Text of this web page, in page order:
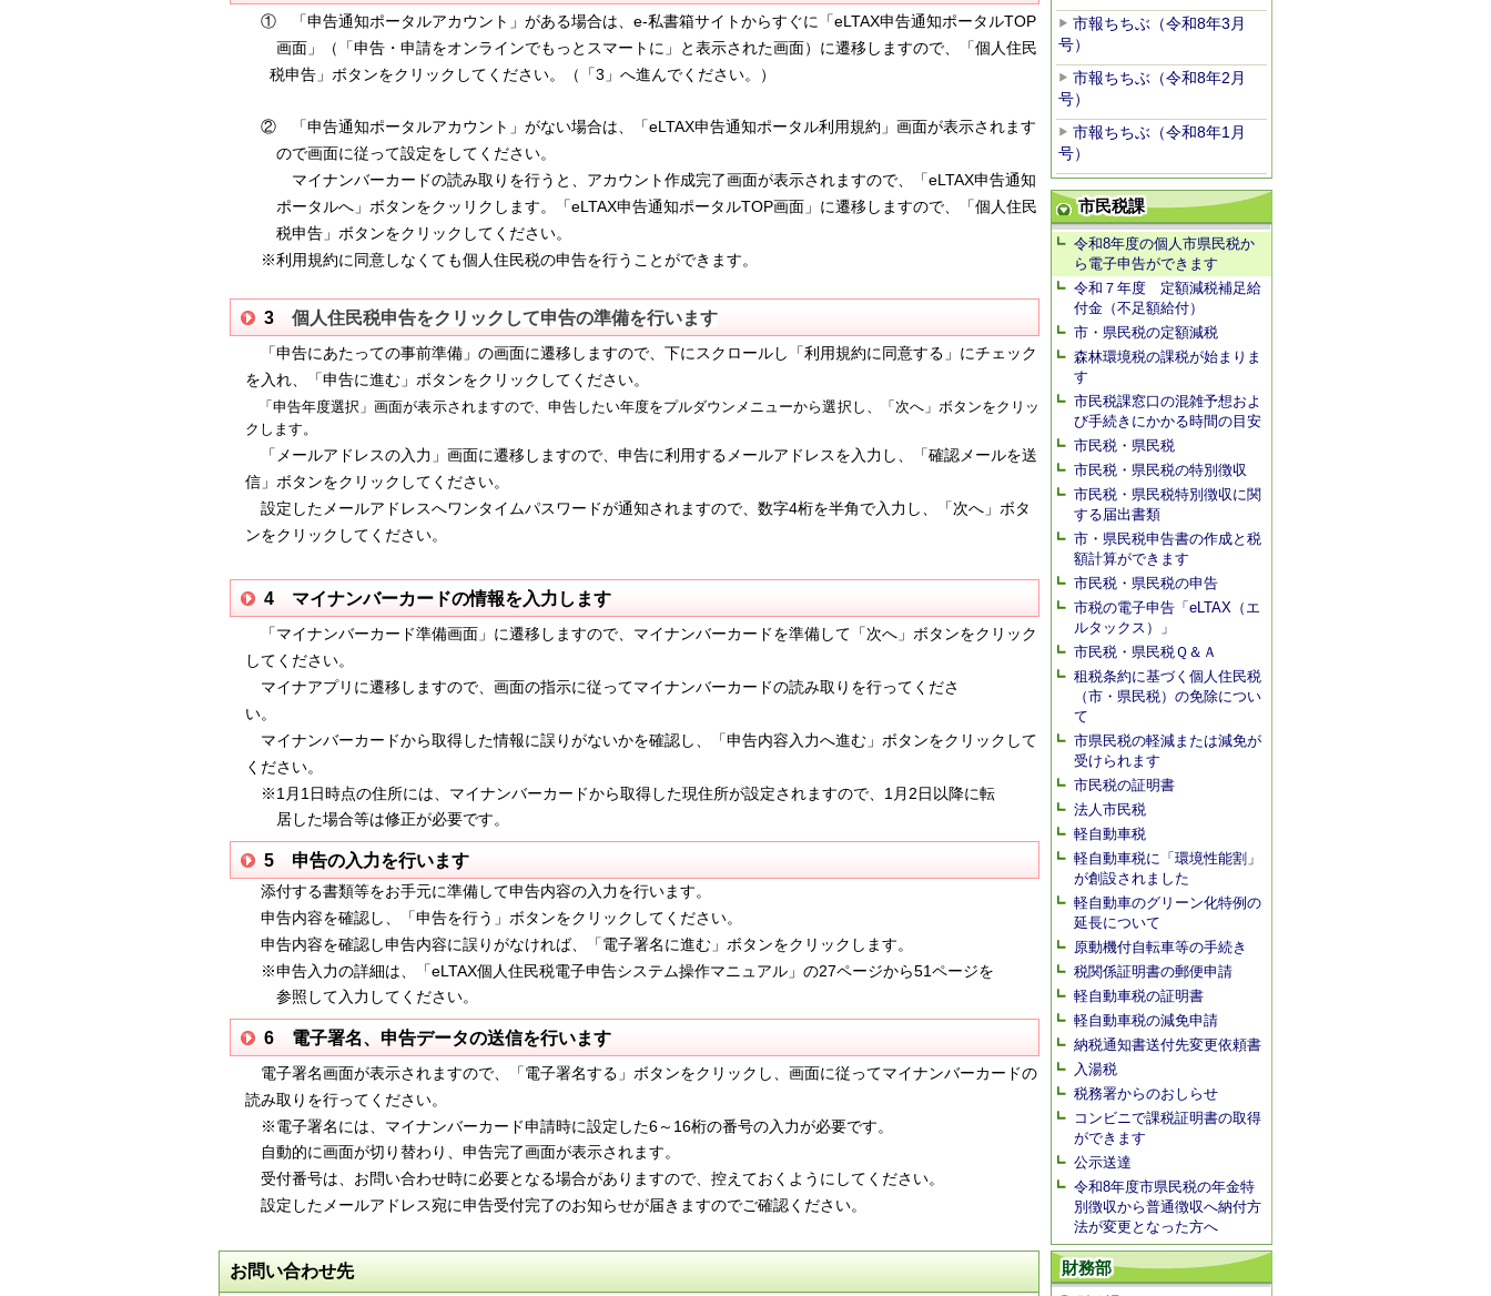
① 「申告通知ポータルアカウント」がある場合は、 e-私書箱サイトからすぐに「 eLTAX申告通知ポータルTOP
画面」 （「申告・申請をオンラインでもっとスマートに」と表示された画面） に遷移しますので、「個人住民
税申告」ボタンをクリ ックしてください。（「 3 」へ進んでください。）
② 「申告通知ポータルアカウント」がない場合は、「 eLTAX申告通知ポータル利用規約」画面が表示されます
ので画面に従って設定をしてください。
マイナンバーカードの読み取りを行うと、アカウント作成完了画面が表示されますので、「 eLTAX申告通知
ポータルへ 」ボタンをクッリクします。 「 eLTAX申告通知ポータルTOP画面」 に遷移しますので、「個 人住民
税申告」ボタンをクリ ックしてください。
※利用規約に同意しなくても個人住民税の申告を行うことができます。
3 個人住民税申告をクリックして申告の準備を行います
「申告にあたっての事前準備」の画面に遷移しますので、下にスクロールし「利用規約に同意する」にチェック
を入れ、「申告に進む」ボタンをクリックしてください。
「申告年度選択」画面が表示されますので、申告したい年度をプルダウンメニューから選択し、「次へ」ボタンをクリッ
クします。
「メールアドレスの入力」画面に遷移しますので、申告に利用するメールアドレスを入力し、「確認メールを送
信」ボタンをクリックしてください。
設定したメールアドレスへワンタイムパスワードが通知されますので、数字4桁を半角で入力し、「次へ」ボタ
ンをクリックしてください。
4 マイナンバーカードの情報を入力します
「マイナンバーカード準備画面」に遷移しますので、マイナンバーカードを準備して「次へ」ボタンをクリック
してください。
マイナアプリに遷移しますので、画面の指示に従ってマイナンバーカードの読み取りを行ってくださ
い。
マイナンバーカードから取得した情報に誤りがないかを確認し、「申告内容入力へ進む」ボタンをクリックして
くださ い。
※1月1日時点の住所には、マイナンバーカードから取得した現住所が設定されますので、1月2日以降に転
居した場合等は修正が必要です。
5 申告の入力を行います
添付する書類等をお手元に準備して申告内容の入力を行います。
申告内容を確認し、「申告を行う」ボタンをクリックしてください。
申告内容を確認し申告内容に誤りがなければ、「電子署名に進む」ボタンをクリックします。
※申告入力の詳細は、
「eLTAX個人住民税電子申告システム操作マニュアル」の27ページから51ページを
参照して入 力してください。
6 電子署名、申告データの送信を行います
電子署名画面が表示されますので、「電子署名する」ボタンをクリックし、画面に従ってマイナンバーカードの
読み取りを行ってください。
※電子署名には、マイナンバーカード申請時に設定した6～16桁の番号の入力が必要です。
自動的に画面が切り替わり、申告完了画面が表示されます。
受付番号は、お問い合わせ時に必要となる場合がありますので、控えておくようにしてください。
設定したメールアドレス宛に申告受付完了のお知らせが届きますのでご確認ください。
お問い合わせ先
市報ちちぶ（令和8年3月
号）
市報ちちぶ（令和8年2月
号）
市報ちちぶ（令和8年1月
号）
市民税課
令和8年度の個人市県民税か
ら電子申告ができます
令和７年度 定額減税補足給
付金（不足額給付）
市・県民税の定額減税
森林環境税の課税が始まりま
す
市民税課窓口の混雑予想およ
び手続きにかかる時間の目安
市民税・県民税
市民税・県民税の特別徴収
市民税・県民税特別徴収に関
する届出書類
市・県民税申告書の作成と税
額計算ができます
市民税・県民税の申告
市税の電子申告「eLTAX（エ
ルタックス）」
市民税・県民税Ｑ＆Ａ
租税条約に基づく個人住民税
（市・県民税）の免除につい
て
市県民税の軽減または減免が
受けられます
市民税の証明書
法人市民税
軽自動車税
軽自動車税に「環境性能割」
が創設されました
軽自動車のグリーン化特例の
延長について
原動機付自転車等の手続き
税関係証明書の郵便申請
軽自動車税の証明書
軽自動車税の減免申請
納税通知書送付先変更依頼書
入湯税
税務署からのおしらせ
コンビニで課税証明書の取得
ができます
公示送達
令和8年度市県民税の年金特
別徴収から普通徴収へ納付方
法が変更となった方へ
財務部